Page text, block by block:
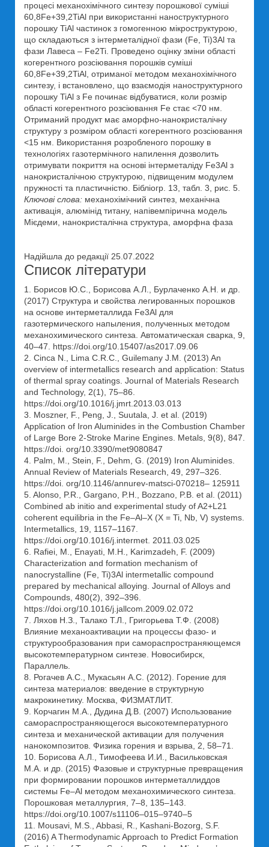
процесі механохімічного синтезу порошкової суміші
60,8Fe+39,2TiAl при використанні наноструктурного
порошку TiAl частинок з гомогенною мікроструктурою,
що складаються з інтерметалідної фази (Fe, Ti)3Al та
фази Лавеса – Fe2Ti. Проведено оцінку зміни області
когерентного розсіювання порошків суміші
60,8Fe+39,2TiAl, отриманої методом механохімічного
синтезу, і встановлено, що взаємодія наноструктурного
порошку TiAl з Fe починає відбуватися, коли розмір
області когерентного розсіювання Fe стає <70 нм.
Отриманий продукт має аморфно-нанокристалічну
структуру з розміром області когерентного розсіювання
<15 нм. Використання розробленого порошку в
технологіях газотермічного напилення дозволить
отримувати покриття на основі інтерметаліду Fe3Al з
нанокристалічною структурою, підвищеним модулем
пружності та пластичністю. Бібліогр. 13, табл. 3, рис. 5.
Ключові слова: механохімічний синтез, механічна
активація, алюмінід титану, напівемпірична модель
Мієдеми, нанокристалічна структура, аморфна фаза
Надійшла до редакції 25.07.2022
Список літератури
1. Борисов Ю.С., Борисова А.Л., Бурлаченко А.Н. и др.
(2017) Структура и свойства легированных порошков
на основе интерметаллида Fe3Al для
газотермического напыления, полученных методом
механохимического синтеза. Автоматическая сварка, 9,
40–47. https://doi.org/10.15407/as2017.09.06
2. Cinca N., Lima C.R.C., Guilemany J.M. (2013) An
overview of intermetallics research and application: Status
of thermal spray coatings. Journal of Materials Research
and Technology, 2(1), 75–86.
https://doi.org/10.1016/j.jmrt.2013.03.013
3. Moszner, F., Peng, J., Suutala, J. et al. (2019)
Application of Iron Aluminides in the Combustion Chamber
of Large Bore 2-Stroke Marine Engines. Metals, 9(8), 847.
https://doi. org/10.3390/met9080847
4. Palm, M., Stein, F., Dehm, G. (2019) Iron Aluminides.
Annual Review of Materials Research, 49, 297–326.
https://doi. org/10.1146/annurev-matsci‑070218– 125911
5. Alonso, P.R., Gargano, P.H., Bozzano, P.B. et al. (2011)
Combined ab initio and experimental study of A2+L21
coherent equilibria in the Fe–Al–X (X = Ti, Nb, V) systems.
Intermetallics, 19, 1157–1167.
https://doi.org/10.1016/j.intermet. 2011.03.025
6. Rafiei, M., Enayati, M.H., Karimzadeh, F. (2009)
Characterization and formation mechanism of
nanocrystalline (Fe, Ti)3Al intermetallic compound
prepared by mechanical alloying. Journal of Alloys and
Compounds, 480(2), 392–396.
https://doi.org/10.1016/j.jallcom.2009.02.072
7. Ляхов Н.З., Талако Т.Л., Григорьева Т.Ф. (2008)
Влияние механоактивации на процессы фазо- и
структурообразования при самораспространяющемся
высокотемпературном синтезе. Новосибирск,
Параллель.
8. Рогачев А.С., Мукасьян А.С. (2012). Горение для
синтеза материалов: введение в структурную
макрокинетику. Москва, ФИЗМАТЛИТ.
9. Корчагин М.А., Дудина Д.В. (2007) Использование
самораспространяющегося высокотемпературного
синтеза и механической активации для получения
нанокомпозитов. Физика горения и взрыва, 2, 58–71.
10. Борисова А.Л., Тимофеева И.И., Васильковская
М.А. и др. (2015) Фазовые и структурные превращения
при формировании порошков интерметаллиддов
системы Fe–Al методом механохимического синтеза.
Порошковая металлургия, 7–8, 135–143.
https://doi.org/10.1007/s11106–015–9740–5
11. Mousavi, M.S., Abbasi, R., Kashani-Bozorg, S.F.
(2016) A Thermodynamic Approach to Predict Formation